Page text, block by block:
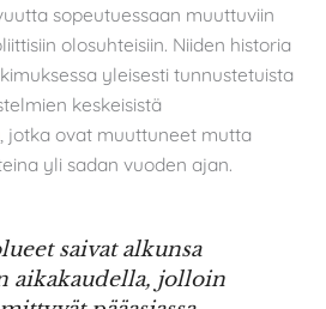
sopeutuessaan muuttuviin
olosuhteisiin. Niiden historia
yleisesti tunnustetuista
keskeisistä
, jotka ovat muuttuneet mutta
yli sadan vuoden ajan.
saivat alkunsa
aikakaudella, jolloin